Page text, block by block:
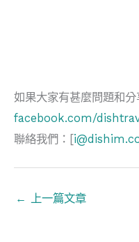
如果大家有甚麼問題和
facebook.com/
聯絡我們：[
← 上一篇文章